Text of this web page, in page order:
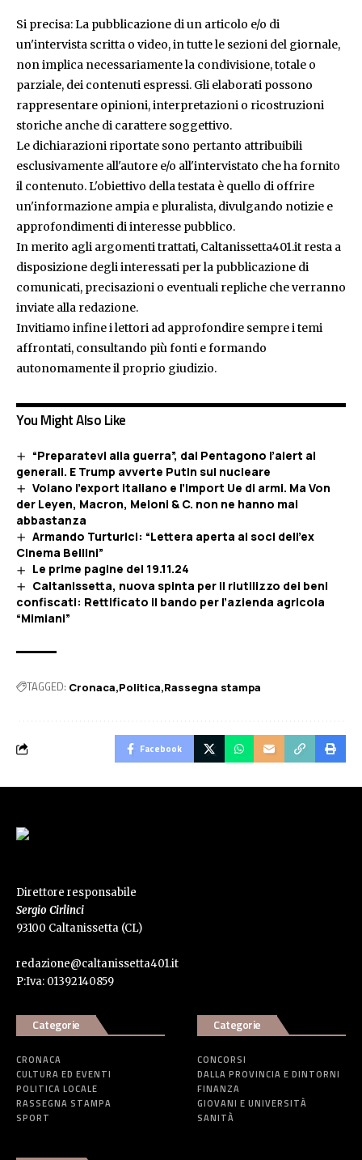
Si precisa: La pubblicazione di un articolo e/o di
un'intervista scritta o video, in tutte le sezioni del giornale,
non implica necessariamente la condivisione, totale o
parziale, dei contenuti espressi. Gli elaborati possono
rappresentare opinioni, interpretazioni o ricostruzioni
storiche anche di carattere soggettivo.
Le dichiarazioni riportate sono pertanto attribuibili
esclusivamente all'autore e/o all'intervistato che ha fornito
il contenuto. L'obiettivo della testata è quello di offrire
un'informazione ampia e pluralista, divulgando notizie e
approfondimenti di interesse pubblico.
In merito agli argomenti trattati, Caltanissetta401.it resta a
disposizione degli interessati per la pubblicazione di
comunicati, precisazioni o eventuali repliche che verranno
inviate alla redazione.
Invitiamo infine i lettori ad approfondire sempre i temi
affrontati, consultando più fonti e formando
autonomamente il proprio giudizio.
You Might Also Like
“Preparatevi alla guerra”, dal Pentagono l’alert ai
generali. E Trump avverte Putin sul nucleare
Volano l’export italiano e l’import Ue di armi. Ma Von
der Leyen, Macron, Meloni & C. non ne hanno mai
abbastanza
Armando Turturici: “Lettera aperta ai soci dell’ex
Cinema Bellini”
Le prime pagine del 19.11.24
Caltanissetta, nuova spinta per il riutilizzo dei beni
confiscati: Rettificato il bando per l’azienda agricola
“Mimiani”
TAGGED: Cronaca Politica Rassegna stampa
Facebook
Direttore responsabile
Sergio Cirlinci
93100 Caltanissetta (CL)
redazione@caltanissetta401.it
P:Iva: 01392140859
Categorie
CRONACA
CULTURA ED EVENTI
POLITICA LOCALE
RASSEGNA STAMPA
SPORT
Categorie
CONCORSI
DALLA PROVINCIA E DINTORNI
FINANZA
GIOVANI E UNIVERSITÀ
SANITÀ